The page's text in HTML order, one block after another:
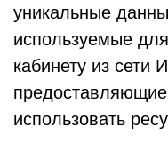
уникальные
используемые
кабинету из сети
использовать